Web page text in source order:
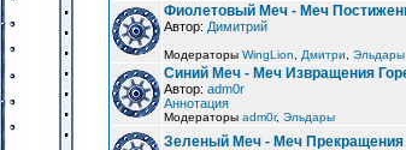
Фиолетовый Меч - Меч
Автор: Димитрий
Модераторы WingLion Дмитри Эльдары
Синий Меч - Меч Извращения
Автор: adm0r
Аннотация
Модераторы adm0r, Эльдары
Зеленый Меч - Меч